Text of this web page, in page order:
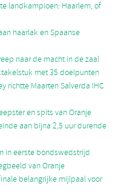
landkampioen: Haarlem, of
haarlak en Spaanse
naar de macht in de zaal
met 35 doelpunten
richtte Maarten Salverda IHC
en spits van Oranje
aan bijna 2,5 uur durende
in eerste bondswedstrijd
van Oranje
belangrijke mijlpaal voor